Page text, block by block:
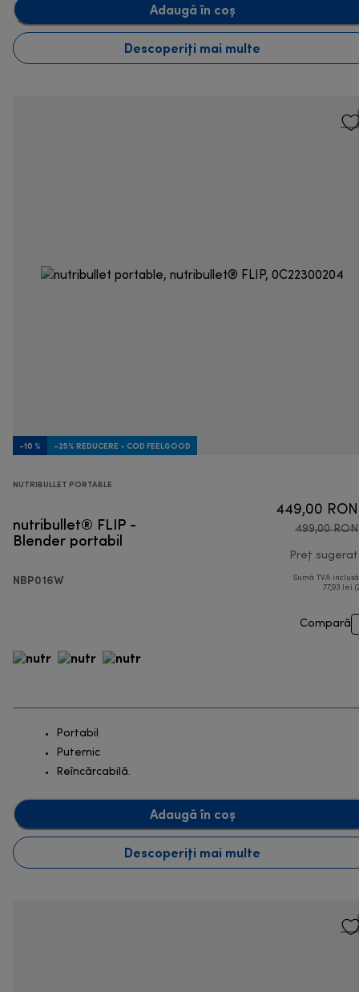
Adaugă în coș
Descoperiți mai multe
-10 % -25% REDUCERE - COD FEELGOOD
NUTRIBULLET PORTABLE
nutribullet® FLIP -
Blender portabil
NBP016W
449,00 RON
499,00 RON
Preț sugerat
Sumă TVA
77,93 lei
Compară
Portabil
Puternic
Reîncărcabilă.
Adaugă în coș
Descoperiți mai multe